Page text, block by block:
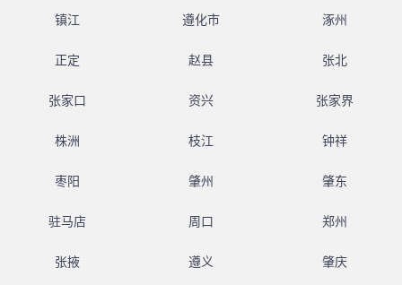
镇江 遵化市 涿州
正定 赵县 张北
张家口 资兴 张家界
株洲 枝江 钟祥
枣阳 肇州 肇东
驻马店 周口 郑州
张掖 遵义 肇庆